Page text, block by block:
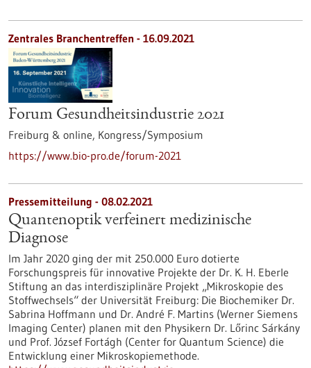
Zentrales Branchentreffen - 16.09.2021
Forum Gesundheitsindustrie 2021
Freiburg & online, Kongress/Symposium
https://www.bio-pro.de/forum-2021
Pressemitteilung - 08.02.2021
Quantenoptik verfeinert medizinische
Diagnose
Im Jahr 2020 ging der mit 250.000 Euro dotierte
Forschungspreis für innovative Projekte der Dr. K. H. Eberle
Stiftung an das interdisziplinäre Projekt „Mikroskopie des
Stoffwechsels“ der Universität Freiburg: Die Biochemiker Dr.
Sabrina Hoffmann und Dr. André F. Martins (Werner Siemens
Imaging Center) planen mit den Physikern Dr. Lőrinc Sárkány
und Prof. József Fortágh (Center for Quantum Science) die
Entwicklung einer Mikroskopiemethode.